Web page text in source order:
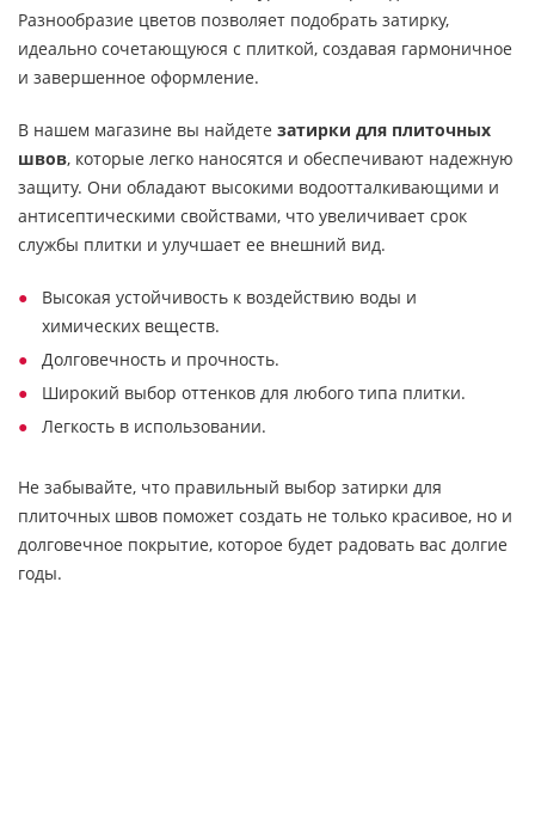
Разнообразие цветов позволяет подобрать затирку,
идеально сочетающуюся с плиткой, создавая гармоничное
и завершенное оформление.
В нашем магазине вы найдете затирки для плиточных
швов, которые легко наносятся и обеспечивают надежную
защиту. Они обладают высокими водоотталкивающими и
антисептическими свойствами, что увеличивает срок
службы плитки и улучшает ее внешний вид.
Высокая устойчивость к воздействию воды и
химических веществ.
Долговечность и прочность.
Широкий выбор оттенков для любого типа плитки.
Легкость в использовании.
Не забывайте, что правильный выбор затирки для
плиточных швов поможет создать не только красивое, но и
долговечное покрытие, которое будет радовать вас долгие
годы.